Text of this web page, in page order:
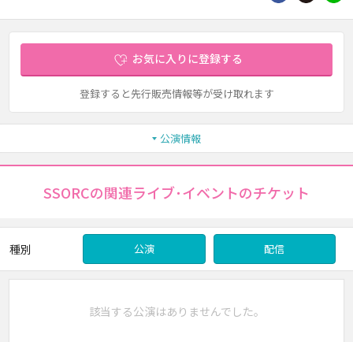
お気に入りに登録する
登録すると先行販売情報等が受け取れます
公演情報
SSORCの関連ライブ･イベントのチケット
種別 公演 配信
該当する公演はありませんでした。